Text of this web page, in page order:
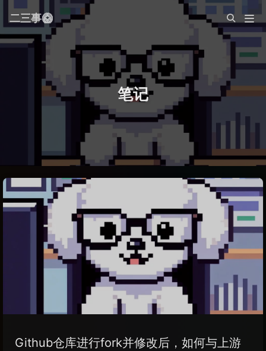
笔记
二三事🥝
Github仓库进行fork并修改后，如何与上游